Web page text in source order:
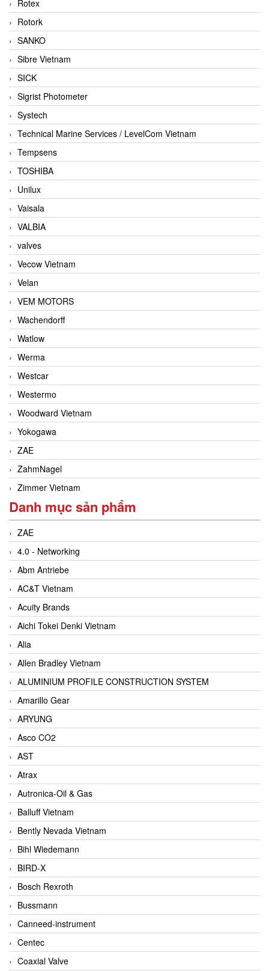
Rotex
Rotork
SANKO
Sibre Vietnam
SICK
Sigrist Photometer
Systech
Technical Marine Services / LevelCom Vietnam
Tempsens
TOSHIBA
Unilux
Vaisala
VALBIA
valves
Vecow Vietnam
Velan
VEM MOTORS
Wachendorff
Watlow
Werma
Westcar
Westermo
Woodward Vietnam
Yokogawa
ZAE
ZahmNagel
Zimmer Vietnam
Danh mục sản phẩm
ZAE
4.0 - Networking
Abm Antriebe
AC&T Vietnam
Acuity Brands
Aichi Tokei Denki Vietnam
Alia
Allen Bradley Vietnam
ALUMINIUM PROFILE CONSTRUCTION SYSTEM
Amarillo Gear
ARYUNG
Asco CO2
AST
Atrax
Autronica-Oil & Gas
Balluff Vietnam
Bently Nevada Vietnam
Bihl Wiedemann
BIRD-X
Bosch Rexroth
Bussmann
Canneed-instrument
Centec
Coaxial Valve